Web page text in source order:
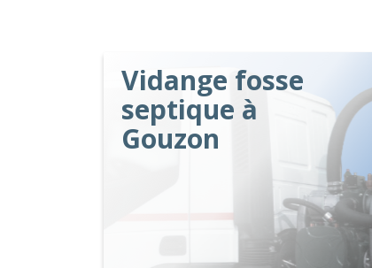
Vidange fosse
septique à
Gouzon